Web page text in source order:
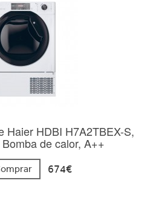
Haier HDBI H7A2TBEX-S,
de calor, A++
674€